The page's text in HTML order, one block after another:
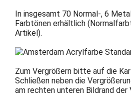
In insgesamt 70 Normal-, 6
Farbtönen erhältlich
Artikel).
Zum Vergrößern bitte auf die
Schließen neben die
am rechten unteren Bildrand der